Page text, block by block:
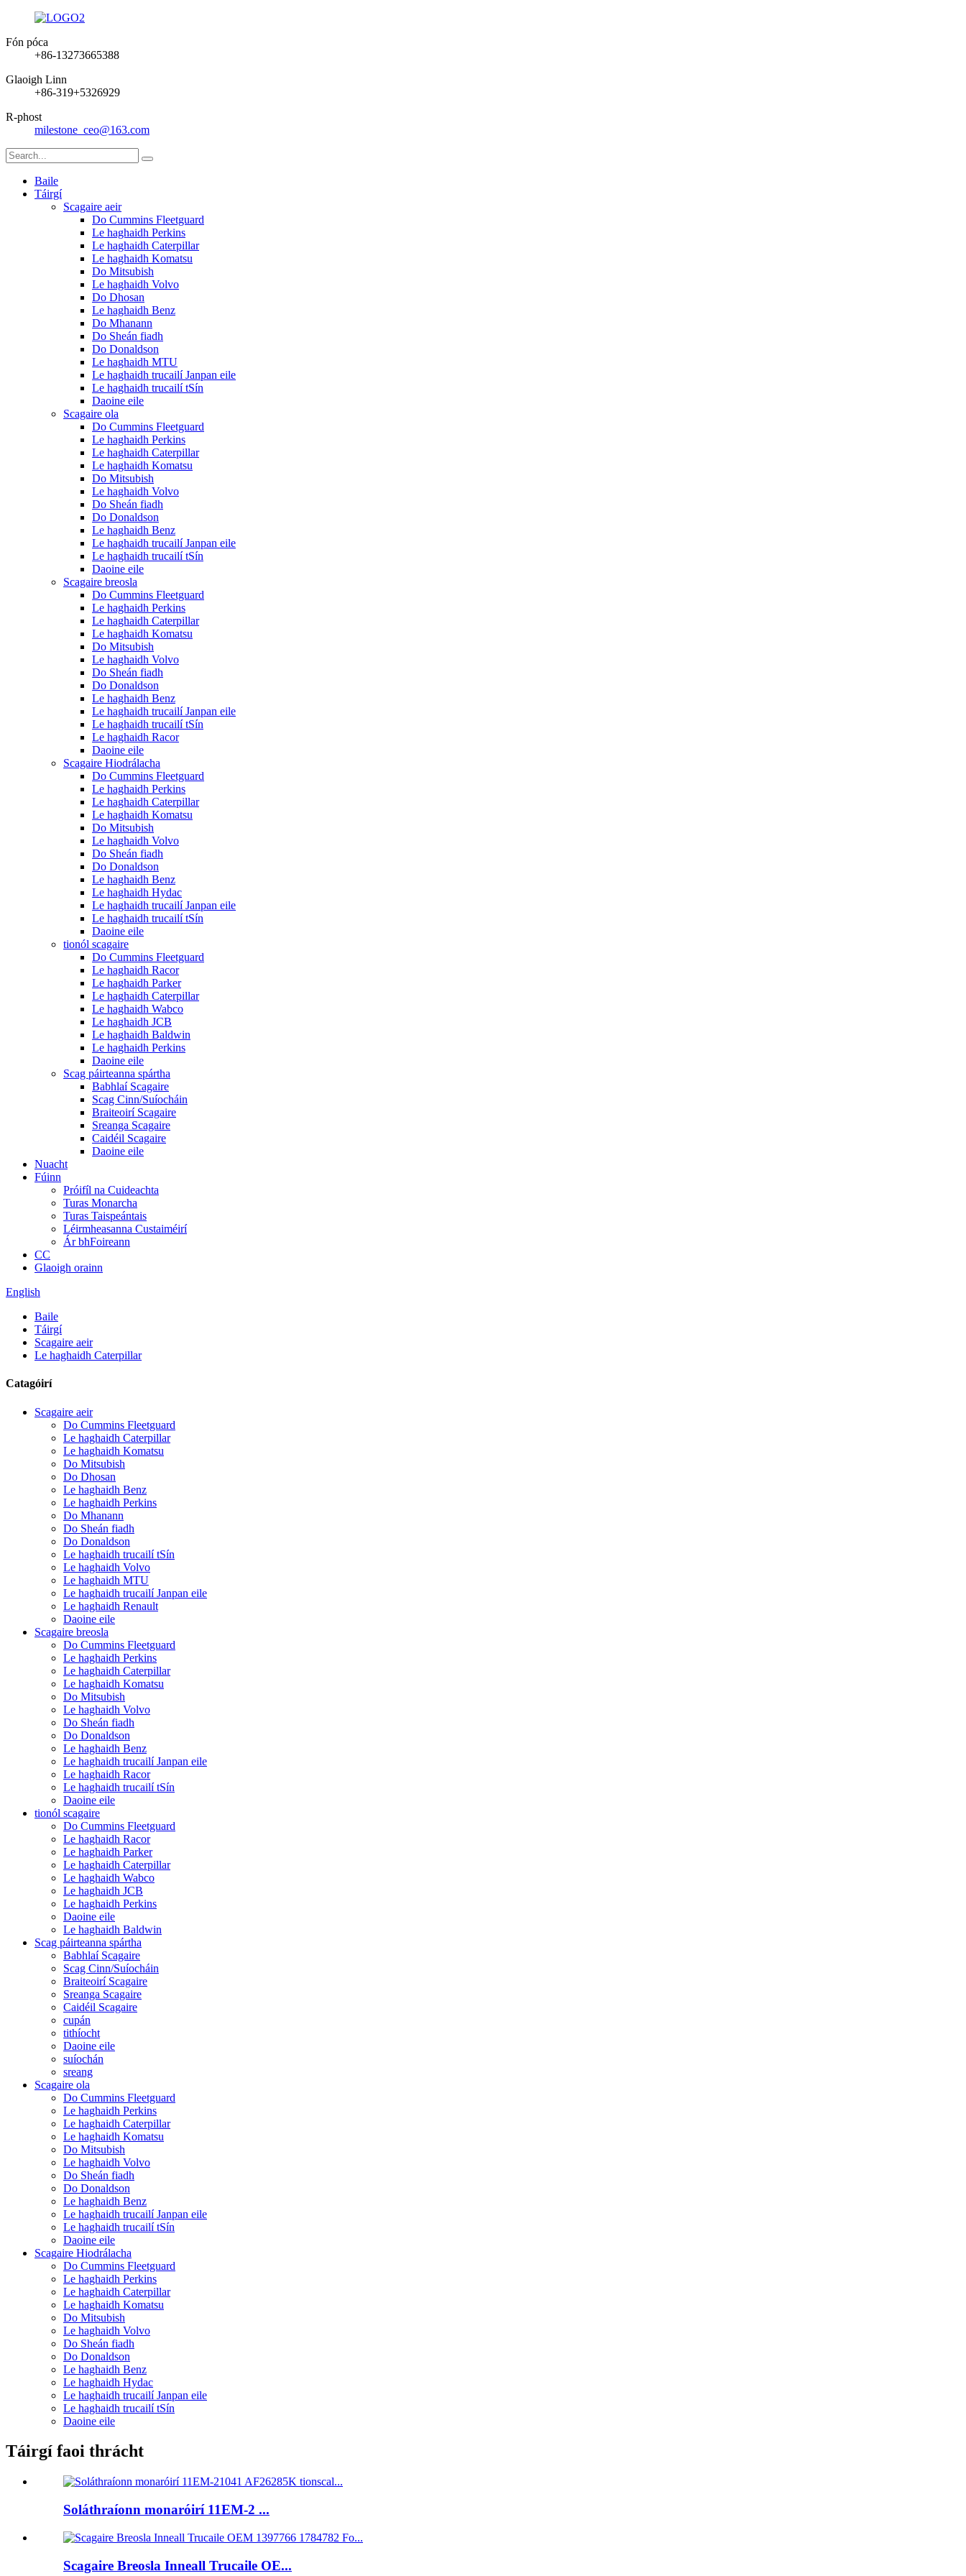
Fón póca
+86-13273665388
Glaoigh Linn
+86-319+5326929
R-phost
milestone_ceo@163.com
Baile
Táirgí
Scagaire aeir
Do Cummins Fleetguard
Le haghaidh Perkins
Le haghaidh Caterpillar
Le haghaidh Komatsu
Do Mitsubish
Le haghaidh Volvo
Do Dhosan
Le haghaidh Benz
Do Mhanann
Do Sheán fiadh
Do Donaldson
Le haghaidh MTU
Le haghaidh trucailí Janpan eile
Le haghaidh trucailí tSín
Daoine eile
Scagaire ola
Do Cummins Fleetguard
Le haghaidh Perkins
Le haghaidh Caterpillar
Le haghaidh Komatsu
Do Mitsubish
Le haghaidh Volvo
Do Sheán fiadh
Do Donaldson
Le haghaidh Benz
Le haghaidh trucailí Janpan eile
Le haghaidh trucailí tSín
Daoine eile
Scagaire breosla
Do Cummins Fleetguard
Le haghaidh Perkins
Le haghaidh Caterpillar
Le haghaidh Komatsu
Do Mitsubish
Le haghaidh Volvo
Do Sheán fiadh
Do Donaldson
Le haghaidh Benz
Le haghaidh trucailí Janpan eile
Le haghaidh trucailí tSín
Le haghaidh Racor
Daoine eile
Scagaire Hiodrálacha
Do Cummins Fleetguard
Le haghaidh Perkins
Le haghaidh Caterpillar
Le haghaidh Komatsu
Do Mitsubish
Le haghaidh Volvo
Do Sheán fiadh
Do Donaldson
Le haghaidh Benz
Le haghaidh Hydac
Le haghaidh trucailí Janpan eile
Le haghaidh trucailí tSín
Daoine eile
tionól scagaire
Do Cummins Fleetguard
Le haghaidh Racor
Le haghaidh Parker
Le haghaidh Caterpillar
Le haghaidh Wabco
Le haghaidh JCB
Le haghaidh Baldwin
Le haghaidh Perkins
Daoine eile
Scag páirteanna spártha
Babhlaí Scagaire
Scag Cinn/Suíocháin
Braiteoirí Scagaire
Sreanga Scagaire
Caidéil Scagaire
Daoine eile
Nuacht
Fúinn
Próifíl na Cuideachta
Turas Monarcha
Turas Taispeántais
Léirmheasanna Custaiméirí
Ár bhFoireann
CC
Glaoigh orainn
English
Baile
Táirgí
Scagaire aeir
Le haghaidh Caterpillar
Catagóirí
Scagaire aeir
Do Cummins Fleetguard
Le haghaidh Caterpillar
Le haghaidh Komatsu
Do Mitsubish
Do Dhosan
Le haghaidh Benz
Le haghaidh Perkins
Do Mhanann
Do Sheán fiadh
Do Donaldson
Le haghaidh trucailí tSín
Le haghaidh Volvo
Le haghaidh MTU
Le haghaidh trucailí Janpan eile
Le haghaidh Renault
Daoine eile
Scagaire breosla
Do Cummins Fleetguard
Le haghaidh Perkins
Le haghaidh Caterpillar
Le haghaidh Komatsu
Do Mitsubish
Le haghaidh Volvo
Do Sheán fiadh
Do Donaldson
Le haghaidh Benz
Le haghaidh trucailí Janpan eile
Le haghaidh Racor
Le haghaidh trucailí tSín
Daoine eile
tionól scagaire
Do Cummins Fleetguard
Le haghaidh Racor
Le haghaidh Parker
Le haghaidh Caterpillar
Le haghaidh Wabco
Le haghaidh JCB
Le haghaidh Perkins
Daoine eile
Le haghaidh Baldwin
Scag páirteanna spártha
Babhlaí Scagaire
Scag Cinn/Suíocháin
Braiteoirí Scagaire
Sreanga Scagaire
Caidéil Scagaire
cupán
tithíocht
Daoine eile
suíochán
sreang
Scagaire ola
Do Cummins Fleetguard
Le haghaidh Perkins
Le haghaidh Caterpillar
Le haghaidh Komatsu
Do Mitsubish
Le haghaidh Volvo
Do Sheán fiadh
Do Donaldson
Le haghaidh Benz
Le haghaidh trucailí Janpan eile
Le haghaidh trucailí tSín
Daoine eile
Scagaire Hiodrálacha
Do Cummins Fleetguard
Le haghaidh Perkins
Le haghaidh Caterpillar
Le haghaidh Komatsu
Do Mitsubish
Le haghaidh Volvo
Do Sheán fiadh
Do Donaldson
Le haghaidh Benz
Le haghaidh Hydac
Le haghaidh trucailí Janpan eile
Le haghaidh trucailí tSín
Daoine eile
Táirgí faoi thrácht
Soláthraíonn monaróirí 11EM-2 ...
Scagaire Breosla Inneall Trucaile OE...